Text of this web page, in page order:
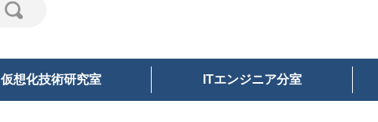
仮想化技術研究室 ITエンジニア分室